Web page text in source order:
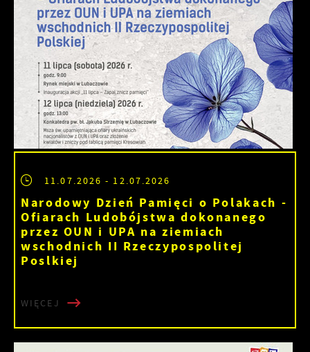
11.07.2026 - 12.07.2026
Narodowy Dzień Pamięci o Polakach -
Ofiarach Ludobójstwa dokonanego
przez OUN i UPA na ziemiach
wschodnich II Rzeczypospolitej
Poslkiej
WIĘCEJ